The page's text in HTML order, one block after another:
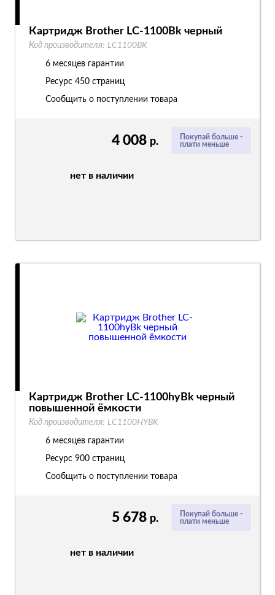
Покупай больше -
плати меньше
4 008 р.
нет в наличии
Картридж Brother LC-1100Bk черный
Код производителя: LC1100BK
6 месяцев гарантии
Ресурс 450 страниц
Сообщить о поступлении товара
Покупай больше -
плати меньше
5 678 р.
нет в наличии
Картридж Brother LC-1100hyBk черный
повышенной ёмкости
Код производителя: LC1100HYBK
6 месяцев гарантии
Ресурс 900 страниц
Сообщить о поступлении товара